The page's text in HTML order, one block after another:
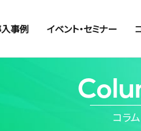
事例 イベント・セミナー
コラム